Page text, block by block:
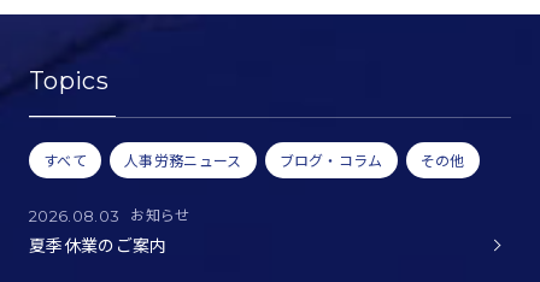
Topics
すべて 人事労務ニュース ブログ・コラム その他
2026.08.03 お知らせ
夏季休業のご案内